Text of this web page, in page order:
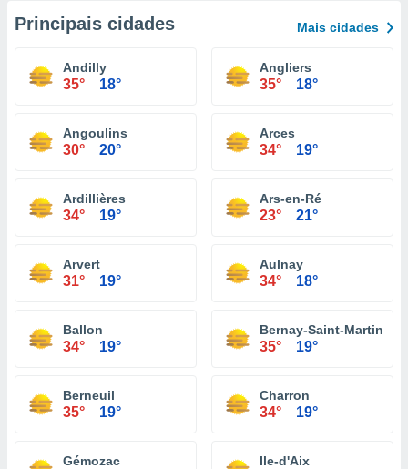
Principais cidades Mais cidades
Andilly
35° 18°
Angliers
35° 18°
Angoulins
30° 20°
Arces
34° 19°
Ardillières
34° 19°
Ars-en-Ré
23° 21°
Arvert
31° 19°
Aulnay
34° 18°
Ballon
34° 19°
Bernay-Saint-Martin
35° 19°
Berneuil
35° 19°
Charron
34° 19°
Gémozac Ile-d'Aix